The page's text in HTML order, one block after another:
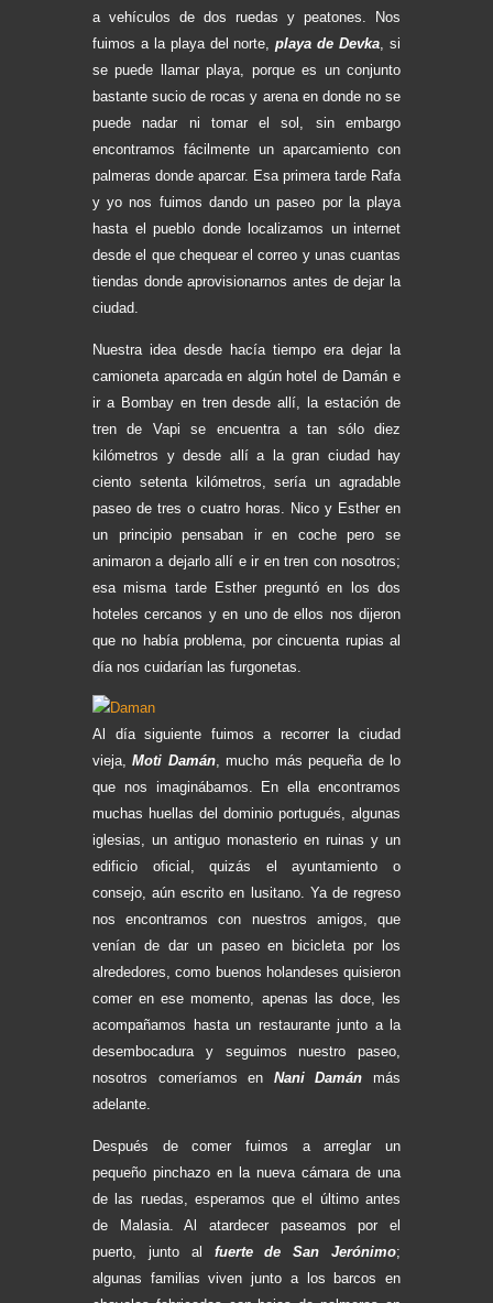
a vehículos de dos ruedas y peatones. Nos
fuimos a la playa del norte,playa de Devka , si
se puede llamar playa, porque es un conjunto
bastante sucio de rocas y arena en donde no se
puede nadar ni tomar el sol, sin embargo
encontramos fácilmente un aparcamiento con
palmeras donde aparcar. Esa primera tarde Rafa
y yo nos fuimos dando un paseo por la playa
hasta el pueblo donde localizamos un internet
desde el que chequear el correo y unas cuantas
tiendas donde aprovisionarnos antes de dejar la
ciudad.
Nuestra idea desde hacía tiempo era dejar la
camioneta aparcada en algún hotel de Damán e
ir a Bombay en tren desde allí, la estación de
tren de Vapi se encuentra a tan sólo diez
kilómetros y desde allí a la gran ciudad hay
ciento setenta kilómetros, sería un agradable
paseo de tres o cuatro horas. Nico y Esther en
un principio pensaban ir en coche pero se
animaron a dejarlo allí e ir en tren con nosotros;
esa misma tarde Esther preguntó en los dos
hoteles cercanos y en uno de ellos nos dijeron
que no había problema, por cincuenta rupias al
día nos cuidarían las furgonetas.
Al día siguiente fuimos a recorrer la ciudad
vieja,Moti Damán, mucho más pequeña de lo
que nos imaginábamos. En ella encontramos
muchas huellas del dominio portugués, algunas
iglesias, un antiguo monasterio en ruinas y un
edificio oficial, quizás el ayuntamiento o
consejo, aún escrito en lusitano. Ya de regreso
nos encontramos con nuestros amigos, que
venían de dar un paseo en bicicleta por los
alrededores, como buenos holandeses quisieron
comer en ese momento, apenas las doce, les
acompañamos hasta un restaurante junto a la
desembocadura y seguimos nuestro paseo,
nosotros comeríamos en Nani Damán más
adelante.
Después de comer fuimos a arreglar un
pequeño pinchazo en la nueva cámara de una
de las ruedas, esperamos que el último antes
de Malasia. Al atardecer paseamos por el
puerto, junto al fuerte de San Jerónimo;
algunas familias viven junto a los barcos en